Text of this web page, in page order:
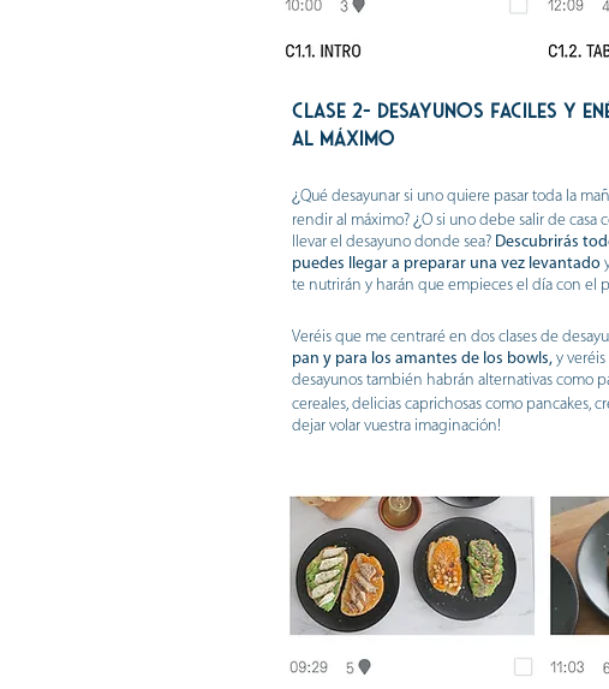
CLASE 2- desayunos fAciles y
al máximo
¿Qué desayunar si uno quiere pasar toda la
rendir al máximo? ¿O si uno debe salir de casa
llevar el desayuno donde sea? Descubrirás
puedes llegar a preparar una vez levantado
te nutrirán y harán que empieces el día con el
Veréis que me centraré en dos clases de
pan y para los amantes de los bowls, y
desayunos también habrán alternativas como
cereales, delicias caprichosas como pancakes,
dejar volar vuestra imaginación!